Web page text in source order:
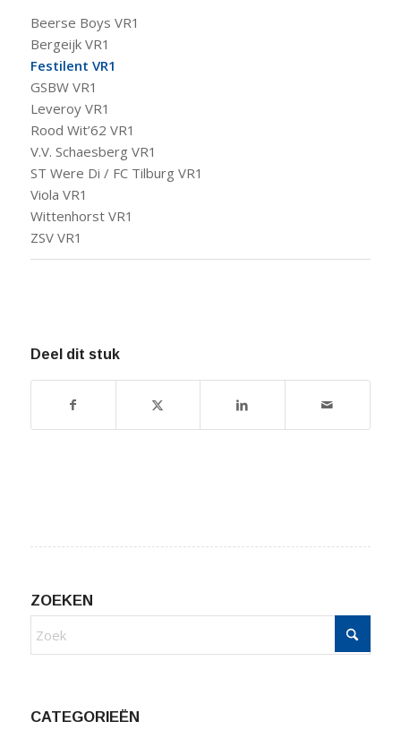
Beerse Boys VR1
Bergeijk VR1
Festilent VR1
GSBW VR1
Leveroy VR1
Rood Wit’62 VR1
V.V. Schaesberg VR1
ST Were Di / FC Tilburg VR1
Viola VR1
Wittenhorst VR1
ZSV VR1
Deel dit stuk
ZOEKEN
CATEGORIEËN